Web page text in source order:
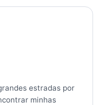
estradas por
minhas